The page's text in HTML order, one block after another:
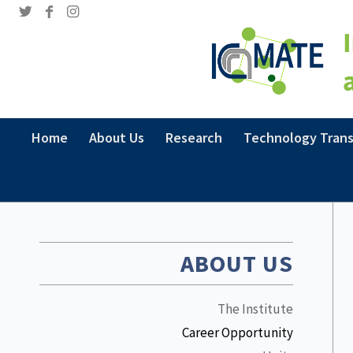
Home About Us Research Technology
ABOUT US
The Institute
Career Opportunity